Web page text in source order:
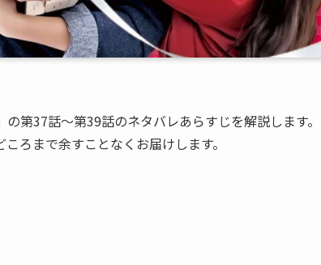
第37話〜第39話のネタバレあらすじを解説します。
ろまで余すことなくお届けします。